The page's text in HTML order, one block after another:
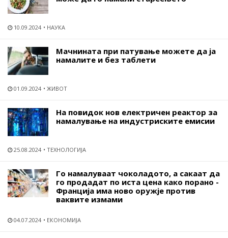
10.09.2024 НАУКА
Мачнината при патување можете да ја
намалите и без таблети
01.09.2024 ЖИВОТ
На повидок нов електричен реактор за
намалување на индустриските емисии
25.08.2024 ТЕХНОЛОГИЈА
Го намалуваат чоколадото, а сакаат да
го продадат по иста цена како порано -
Франција има ново оружје против
ваквите измами
04.07.2024 ЕКОНОМИЈА